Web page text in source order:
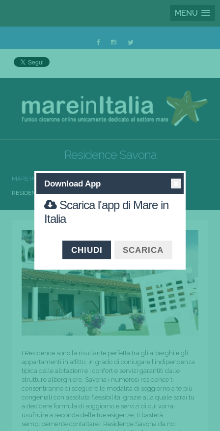
MENU
Residence Savona
MARE IN ITALIA
RESIDENCE SAVONA
I Residence sono la risultante perfetta tra gli alberghi e gli
appartamenti in affitto, in grado di coniugare l’indipendenza
tipica delle abitazioni e i confort e servizi garantiti dalle
strutture alberghiere. Savona i numerosi residence ti
consentiranno di scegliere le modalità di soggiorno a te più
congeniali con assoluta flessibilità, grazie alla quale sarai tu
a decidere formula di soggiorno e servizi di cui vorrai
usufruire a seconda delle tue esigenze; ti basterà
semplicemente contattare i Residence Savona da noi
Download App
Scarica l'app di Mare in
Italia
CHIUDI SCARICA